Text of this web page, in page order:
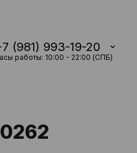
(981) 993-19-20
работы: 10:00 - 22:00 (СПБ)